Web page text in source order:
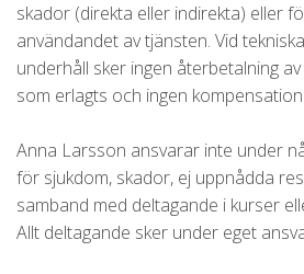
skador (direkta eller indirekta) eller
användandet av tjänsten. Vid
underhåll sker ingen återbetalning
som erlagts och ingen
Anna Larsson ansvarar inte under
för sjukdom, skador, ej uppnådda
samband med deltagande i kurser
Allt deltagande sker under eget